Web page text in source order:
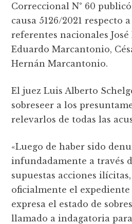
Correccional N° 60
causa 5126/2021 respecto
referentes nacionales
Eduardo Marcantonio,
Hernán Marcantonio.
El juez Luis Alberto
sobreseer a los
relevarlos de todas las
«Luego de haber sido
infundadamente a través
supuestas acciones
oficialmente el expediente
expresa el estado de
llamado a indagatoria